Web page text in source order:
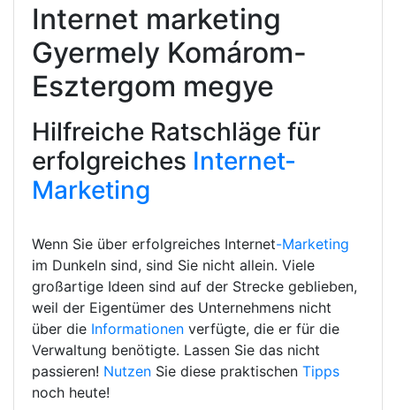
Internet marketing
Gyermely Komárom-
Esztergom megye
Hilfreiche Ratschläge für
erfolgreiches Internet-
Marketing
Wenn Sie über erfolgreiches Internet-Marketing
im Dunkeln sind, sind Sie nicht allein. Viele
großartige Ideen sind auf der Strecke geblieben,
weil der Eigentümer des Unternehmens nicht
über die Informationen verfügte, die er für die
Verwaltung benötigte. Lassen Sie das nicht
passieren! Nutzen Sie diese praktischen Tipps
noch heute!